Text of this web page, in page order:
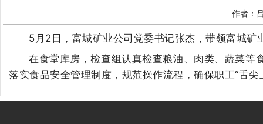
作者：
5月2日 ， 富城矿业公司 党委书记张杰，带领富城矿
在食堂库房，检查组认真检查粮油、肉类、蔬菜等
落实食品安全管理制度，规范操作流程，确保职工“舌尖